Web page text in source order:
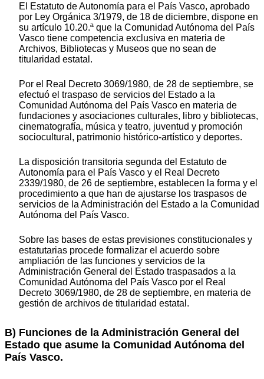
El Estatuto de Autonomía para el País Vasco, aprobado
por Ley Orgánica 3/1979, de 18 de diciembre, dispone en
su artículo 10.20.ª que la Comunidad Autónoma del País
Vasco tiene competencia exclusiva en materia de
Archivos, Bibliotecas y Museos que no sean de
titularidad estatal.
Por el Real Decreto 3069/1980, de 28 de septiembre, se
efectuó el traspaso de servicios del Estado a la
Comunidad Autónoma del País Vasco en materia de
fundaciones y asociaciones culturales, libro y bibliotecas,
cinematografía, música y teatro, juventud y promoción
sociocultural, patrimonio histórico-artístico y deportes.
La disposición transitoria segunda del Estatuto de
Autonomía para el País Vasco y el Real Decreto
2339/1980, de 26 de septiembre, establecen la forma y el
procedimiento a que han de ajustarse los traspasos de
servicios de la Administración del Estado a la Comunidad
Autónoma del País Vasco.
Sobre las bases de estas previsiones constitucionales y
estatutarias procede formalizar el acuerdo sobre
ampliación de las funciones y servicios de la
Administración General del Estado traspasados a la
Comunidad Autónoma del País Vasco por el Real
Decreto 3069/1980, de 28 de septiembre, en materia de
gestión de archivos de titularidad estatal.
B) Funciones de la Administración General del
Estado que asume la Comunidad Autónoma del
País Vasco.